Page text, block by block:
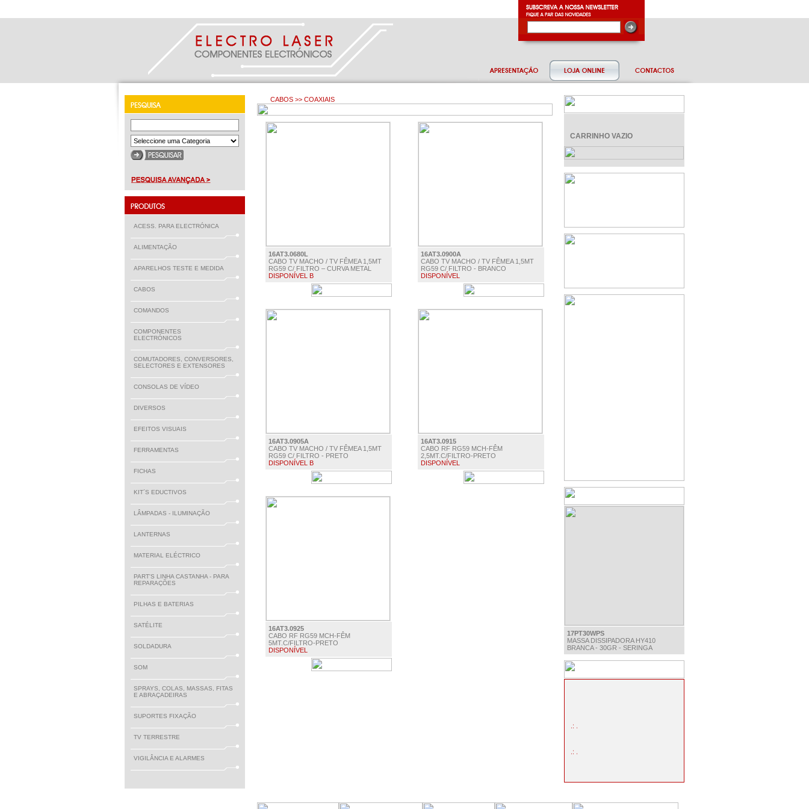
ACESS. PARA ELECTRÓNICA
ALIMENTAÇÃO
APARELHOS TESTE E MEDIDA
CABOS
COMANDOS
COMPONENTES
ELECTRÓNICOS
COMUTADORES, CONVERSORES,
SELECTORES E EXTENSORES
CONSOLAS DE VÍDEO
DIVERSOS
EFEITOS VISUAIS
FERRAMENTAS
FICHAS
KIT´S EDUCTIVOS
LÂMPADAS - ILUMINAÇÃO
LANTERNAS
MATERIAL ELÉCTRICO
PART'S LINHA CASTANHA - PARA
REPARAÇÕES
PILHAS E BATERIAS
SATÉLITE
SOLDADURA
SOM
SPRAYS, COLAS, MASSAS, FITAS
E ABRAÇADEIRAS
SUPORTES FIXAÇÃO
TV TERRESTRE
VIGILÂNCIA E ALARMES
CABOS >> COAXIAIS
16AT3.0680L
CABO TV MACHO / TV FÊMEA 1,5MT
RG59 C/ FILTRO – CURVA METAL
DISPONÍVEL B
16AT3.0900A
CABO TV MACHO / TV FÊMEA 1,5MT
RG59 C/ FILTRO - BRANCO
DISPONÍVEL
16AT3.0905A
CABO TV MACHO / TV FÊMEA 1,5MT
RG59 C/ FILTRO - PRETO
DISPONÍVEL B
16AT3.0915
CABO RF RG59 MCH-FÊM
2,5MT.C/FILTRO-PRETO
DISPONÍVEL
16AT3.0925
CABO RF RG59 MCH-FÊM
5MT.C/FILTRO-PRETO
DISPONÍVEL
CARRINHO VAZIO
17PT30WPS
MASSA DISSIPADORA HY410
BRANCA - 30GR - SERINGA